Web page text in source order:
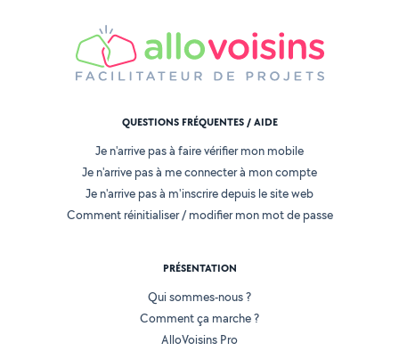
QUESTIONS FRÉQUENTES / AIDE
Je n'arrive pas à faire vérifier mon mobile
Je n'arrive pas à me connecter à mon compte
Je n'arrive pas à m'inscrire depuis le site web
Comment réinitialiser / modifier mon mot de passe
PRÉSENTATION
Qui sommes-nous ?
Comment ça marche ?
AlloVoisins Pro